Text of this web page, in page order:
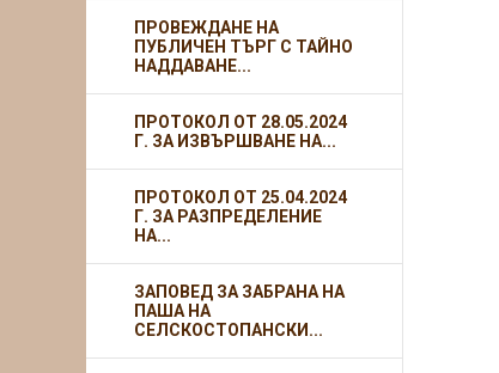
ПРОВЕЖДАНЕ НА
ПУБЛИЧЕН ТЪРГ С ТАЙНО
НАДДАВАНЕ...
ПРОТОКОЛ ОТ 28.05.2024
Г. ЗА ИЗВЪРШВАНЕ НА...
ПРОТОКОЛ ОТ 25.04.2024
Г. ЗА РАЗПРЕДЕЛЕНИЕ
НА...
ЗАПОВЕД ЗА ЗАБРАНА НА
ПАША НА
СЕЛСКОСТОПАНСКИ...